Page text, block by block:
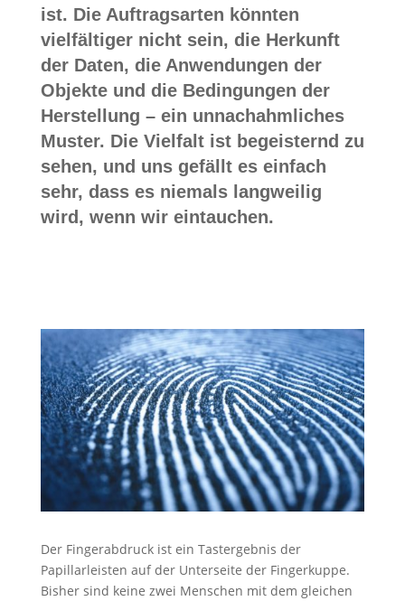
ist. Die Auftragsarten könnten
vielfältiger nicht sein, die Herkunft
der Daten, die Anwendungen der
Objekte und die Bedingungen der
Herstellung – ein unnachahmliches
Muster. Die Vielfalt ist begeisternd zu
sehen, und uns gefällt es einfach
sehr, dass es niemals langweilig
wird, wenn wir eintauchen.
Der Fingerabdruck ist ein Tastergebnis der
Papillarleisten auf der Unterseite der Fingerkuppe.
Bisher sind keine zwei Menschen mit dem gleichen